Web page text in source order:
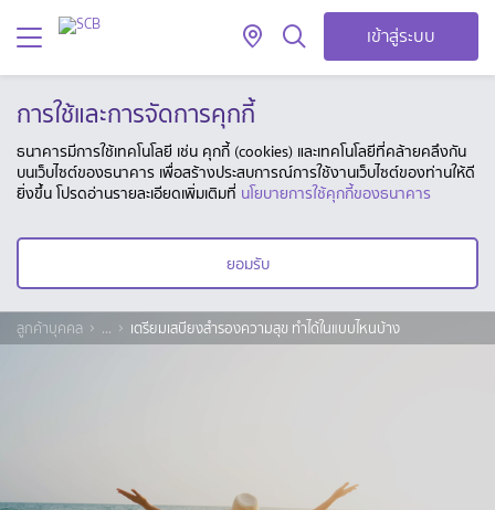
เข้าสู่ระบบ
การใช้และการจัดการคุกกี้
ธนาคารมีการใช้เทคโนโลยี เช่น คุกกี้ (cookies) และเทคโนโลยีที่คล้ายคลึงกัน
บนเว็บไซต์ของธนาคาร เพื่อสร้างประสบการณ์การใช้งานเว็บไซต์ของท่านให้ดี
ยิ่งขึ้น โปรดอ่านรายละเอียดเพิ่มเติมที่ นโยบายการใช้คุกกี้ของธนาคาร
ยอมรับ
ลูกค้าบุคคล ... เตรียมเสบียงสำรองความสุข ทำได้ในแบบไหนบ้าง